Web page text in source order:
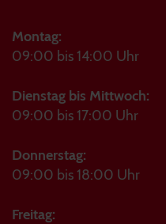
Montag:
09:00 bis 14:00 Uhr
Dienstag bis Mittwoch:
09:00 bis 17:00 Uhr
Donnerstag:
09:00 bis 18:00 Uhr
Freitag: